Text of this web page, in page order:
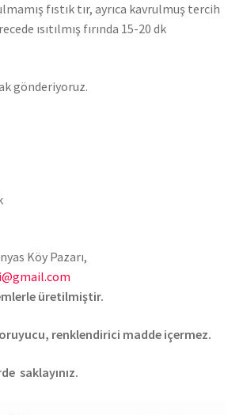
fıstık tır, ayrıca kavrulmuş tercih
ısıtılmış fırında 15-20 dk
gönderiyoruz.
Köy Pazarı,
üretilmiştir.
renklendirici madde içermez.
saklayınız.